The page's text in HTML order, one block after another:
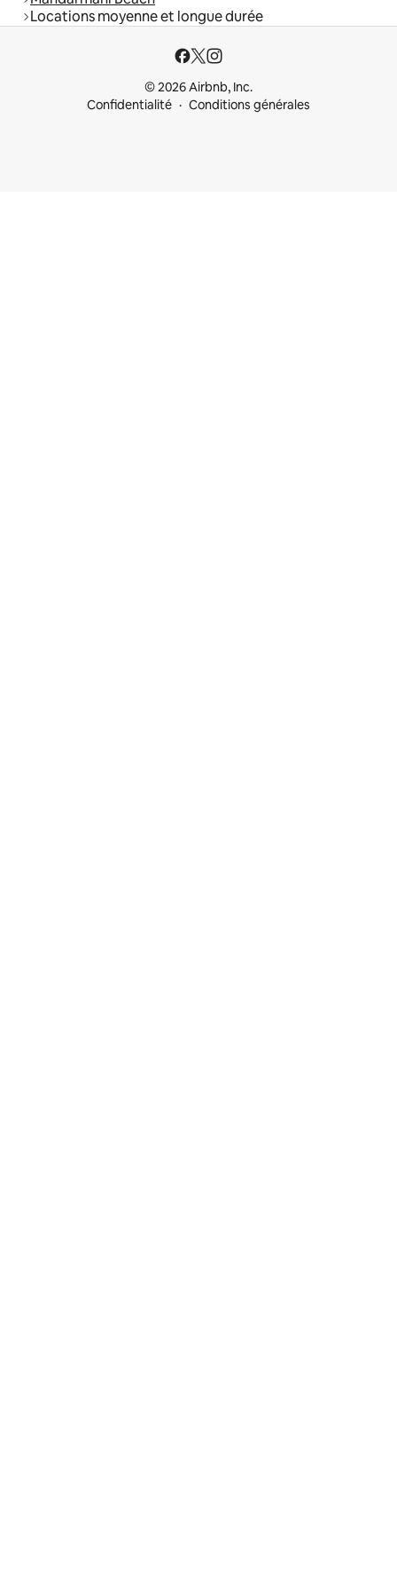
Locations moyenne et longue durée
© 2026 Airbnb, Inc.
Confidentialité
Conditions générales